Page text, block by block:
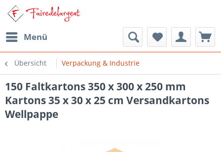
Menü
Übersicht Verpackung & Industrie
150 Faltkartons 350 x 300 x 250 mm
Kartons 35 x 30 x 25 cm Versandkartons
Wellpappe